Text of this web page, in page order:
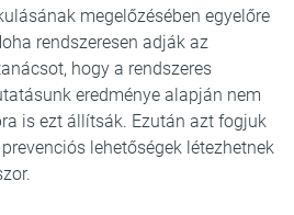
megelőzésében egyelőre
rendszeresen adják az
hogy a rendszeres
eredménye alapján nem
is ezt állítsák. Ezután azt fogjuk
lehetőségek létezhetnek